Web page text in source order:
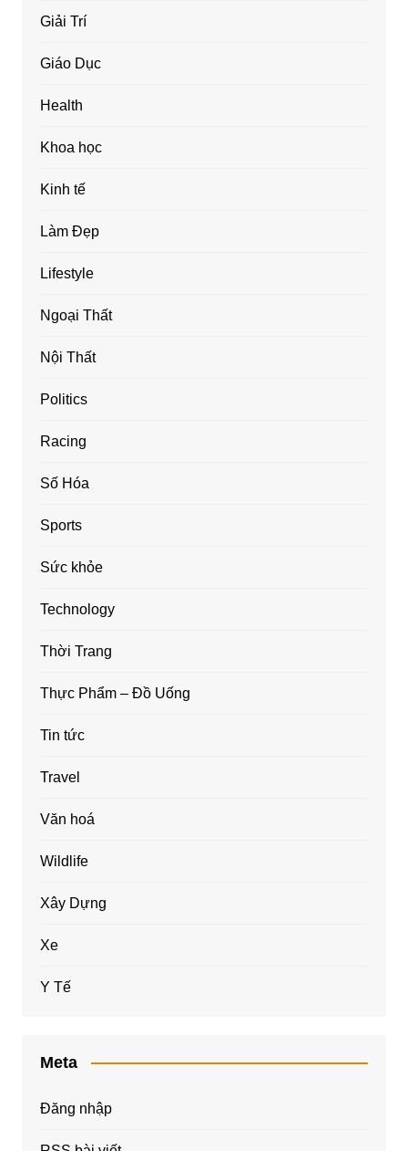
Giải Trí
Giáo Dục
Health
Khoa học
Kinh tế
Làm Đẹp
Lifestyle
Ngoại Thất
Nội Thất
Politics
Racing
Số Hóa
Sports
Sức khỏe
Technology
Thời Trang
Thực Phẩm – Đồ Uống
Tin tức
Travel
Văn hoá
Wildlife
Xây Dựng
Xe
Y Tế
Meta
Đăng nhập